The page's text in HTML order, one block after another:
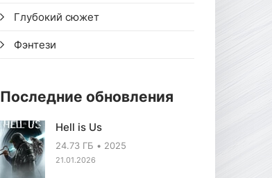
Глубокий сюжет
Фэнтези
Последние обновления
Hell is Us
24.73 ГБ 2025
21.01.2026